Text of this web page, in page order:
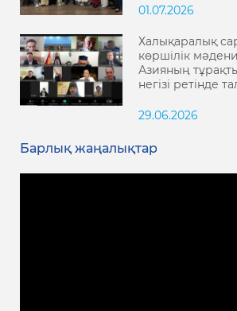
01.07.2026
Халықаралық
көршілік
Азияның
негізі ретінде
29.06.2026
Барлық жаңалықтар